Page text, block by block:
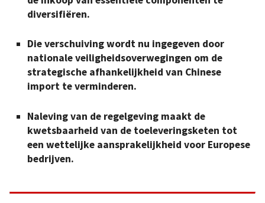
diversifiëren.
Die verschuiving wordt nu ingegeven door
nationale veiligheidsoverwegingen om de
strategische afhankelijkheid van Chinese
import te verminderen.
Naleving van de regelgeving maakt de
kwetsbaarheid van de toeleveringsketen tot
een wettelijke aansprakelijkheid voor Europese
bedrijven.